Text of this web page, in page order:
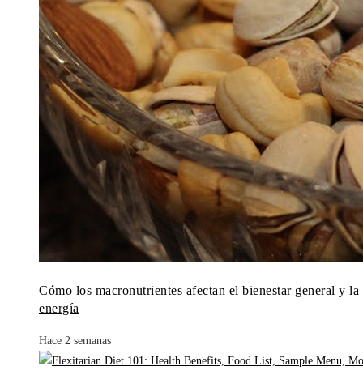
Cómo los macronutrientes afectan el bienestar general y la
energía
Hace 2 semanas